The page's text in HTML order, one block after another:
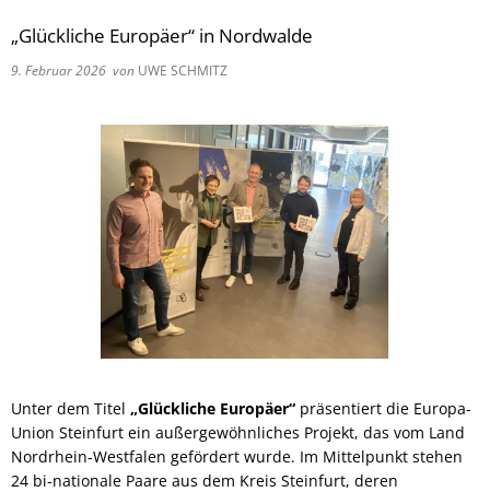
„Glückliche Europäer“ in Nordwalde
9. Februar 2026 von UWE SCHMITZ
Unter dem Titel „Glückliche Europäer“ präsentiert die Europa-
Union Steinfurt ein außergewöhnliches Projekt, das vom Land
Nordrhein-Westfalen gefördert wurde. Im Mittelpunkt stehen
24 bi-nationale Paare aus dem Kreis Steinfurt, deren